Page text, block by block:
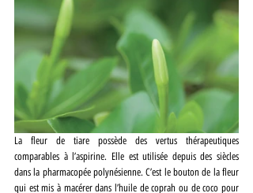
La fleur de tiare possède des vertus thérapeutiques
comparables à l’aspirine. Elle est utilisée depuis des siècles
dans la pharmacopée polynésienne. C’est le bouton de la fleur
qui est mis à macérer dans l’huile de coprah ou de coco pour